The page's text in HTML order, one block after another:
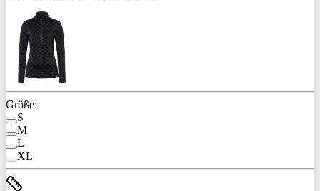
Größe:
S
M
L
XL